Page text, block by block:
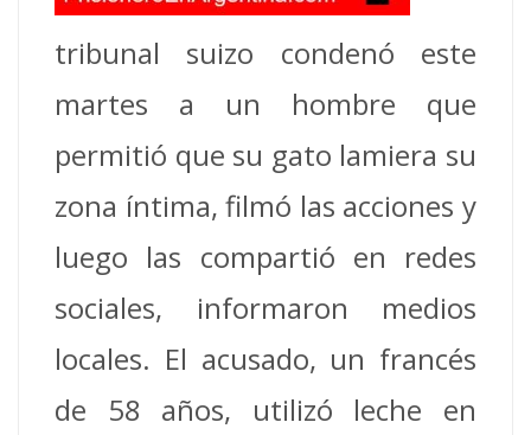
tribunal suizo condenó este
martes a un hombre que
permitió que su gato lamiera su
zona íntima, filmó las acciones y
luego las compartió en redes
sociales, informaron medios
locales. El acusado, un francés
de 58 años, utilizó leche en